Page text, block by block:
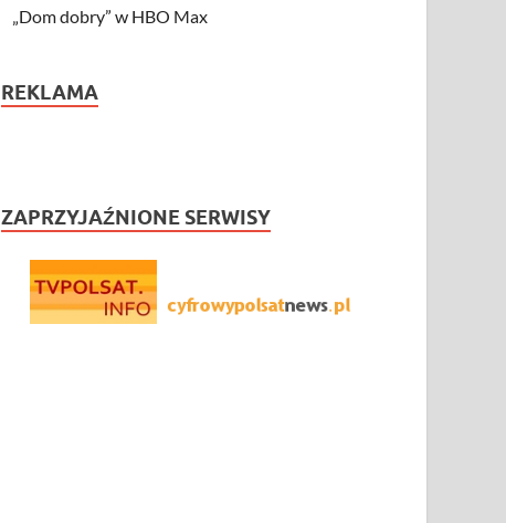
„Dom dobry” w HBO Max
REKLAMA
ZAPRZYJAŹNIONE SERWISY